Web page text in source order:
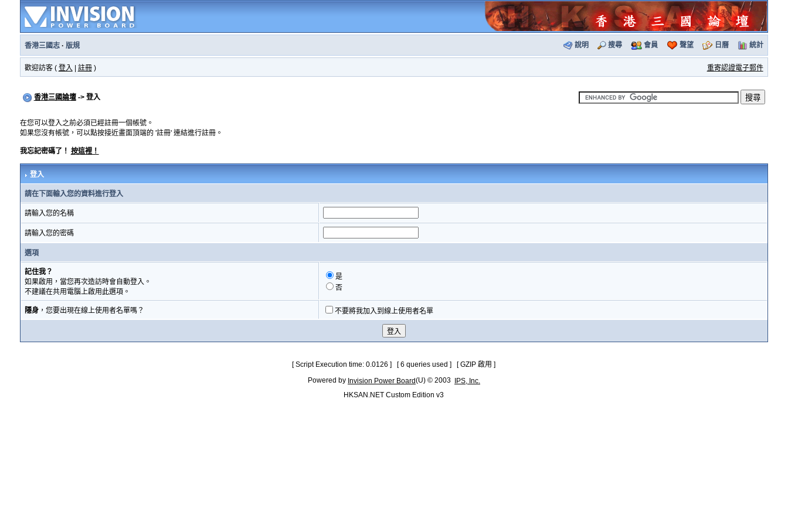
香港三國志· 版規 說明 搜尋 會員 聲望 日曆 統計
歡迎訪客 ( 登入 註冊) 重寄認證電子郵件
香港三國論壇-> 登入
在您可以登入之前必須已經註冊一個帳號。
如果您沒有帳號，可以點按接近畫面頂端的 '註冊' 連結進行註冊。
我忘記密碼了！ 按這裡！
登入
請在下面輸入您的資料進行登入
請輸入您的名稱
請輸入您的密碼
選項
記住我？
如果啟用，當您再次造訪時會自動登入。
不建議在共用電腦上啟用此選項。
是
否
隱身，您要出現在線上使用者名單嗎？ 不要將我加入到線上使用者名單
[ Script Execution time: 0.0126 ] [ 6 queries used ] [ GZIP 啟用 ]
Powered by Invision Power Board(U) © 2003
IPS, Inc.
HKSAN.NET Custom Edition v3